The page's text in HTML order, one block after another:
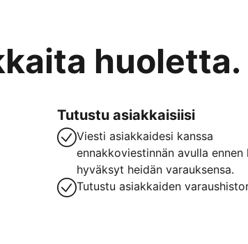
Tutustu asiakkaisiisi
Viesti asiakkaidesi kanssa
ennakkoviestinnän avulla ennen
hyväksyt heidän varauksensa.
Tutustu asiakkaiden